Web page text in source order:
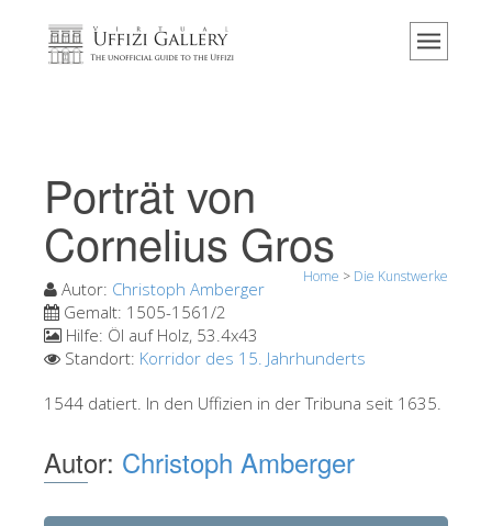
Home
Veranstaltungen & Ausstellungen
Besucher Bewertungen
Die Uffizien entdecken
Jetzt buchen
Virtuelle Tour
Die Säle
Die Künstler
Porträt von
Cornelius Gros
Home > Die Kunstwerke
Autor: Christoph Amberger
Gemalt: 1505-1561/2
Hilfe: Öl auf Holz, 53.4x43
Standort: Korridor des 15. Jahrhunderts
1544 datiert. In den Uffizien in der Tribuna seit 1635.
Autor: Christoph Amberger